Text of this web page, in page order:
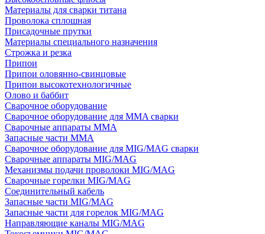
Материалы для сварки титана
Проволока сплошная
Присадочные прутки
Материалы специального назначения
Строжка и резка
Припои
Припои оловянно-свинцовые
Припои высокотехнологичные
Олово и баббит
Сварочное оборудование
Сварочное оборудование для MMA сварки
Сварочные аппараты MMA
Запасные части MMA
Сварочное оборудование для MIG/MAG сварки
Сварочные аппараты MIG/MAG
Механизмы подачи проволоки MIG/MAG
Сварочные горелки MIG/MAG
Соединительный кабель
Запасные части MIG/MAG
Запасные части для горелок MIG/MAG
Направляющие каналы MIG/MAG